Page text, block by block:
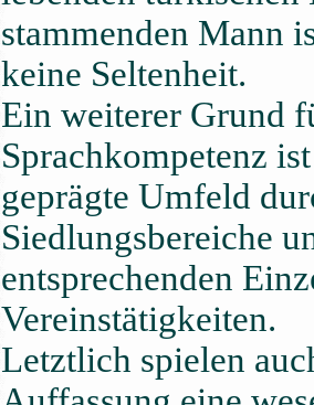
stammenden Mann
keine Seltenheit.
Ein weiterer Grund
Sprachkompetenz
geprägte Umfeld
Siedlungsbereiche
entsprechenden
Vereinstätigkeiten.
Letztlich spielen